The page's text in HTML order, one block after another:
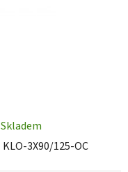
Skladem
KLO-3X90/125-OC